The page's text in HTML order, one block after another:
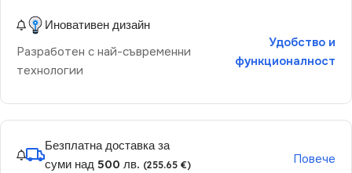
Иновативен дизайн
Разработен с най-съвременни
технологии
Удобство и
функционалност
Безплатна доставка за
суми над 500 лв. (255.65 €) Повече